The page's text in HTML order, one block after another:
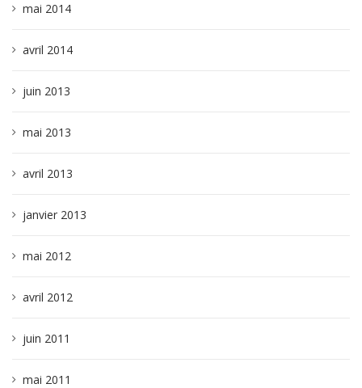
mai 2014
avril 2014
juin 2013
mai 2013
avril 2013
janvier 2013
mai 2012
avril 2012
juin 2011
mai 2011